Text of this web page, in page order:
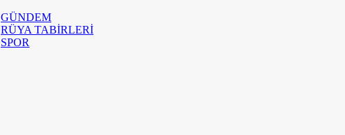
GÜNDEM
RÜYA TABİRLERİ
SPOR